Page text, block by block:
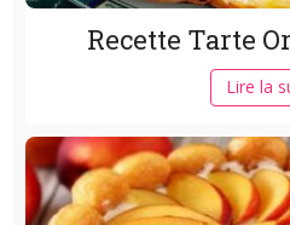
Recette Tarte
Lire la